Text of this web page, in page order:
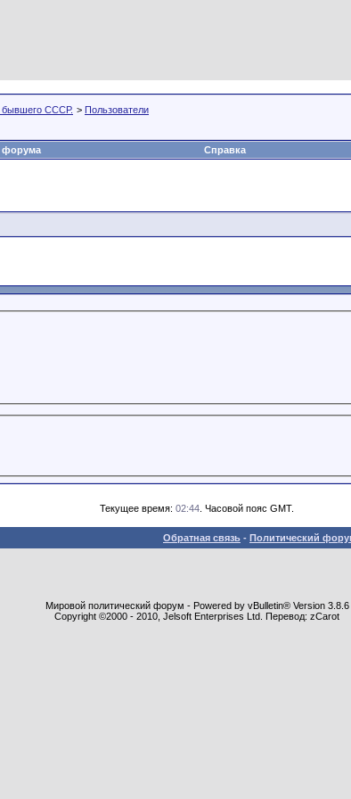
бывшего СССР. > Пользователи
форума Справка
Текущее время: 02:44 . Часовой пояс GMT.
Обратная связь - Политический
Мировой политический форум - Powered by vBulletin® Version 3.8.6
Copyright ©2000 - 2010, Jelsoft Enterprises Ltd. Перевод: zCarot